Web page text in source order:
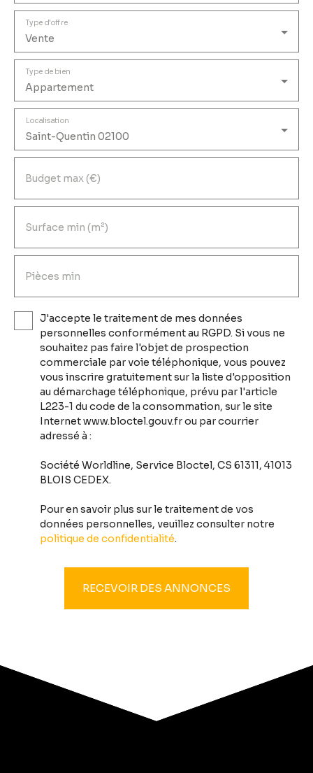
Vente
Type d'offre
Appartement
Type de bien
Saint-Quentin 02100
Localisation
Budget max (€)
Surface min (m²)
Pièces min
J'accepte le traitement de mes données
personnelles conformément au RGPD. Si vous ne
souhaitez pas faire l'objet de prospection
commerciale par voie téléphonique, vous pouvez
vous inscrire gratuitement sur la liste d'opposition
au démarchage téléphonique, prévu par l'article
L223-1 du code de la consommation, sur le site
Internet www.bloctel.gouv.fr ou par courrier
adressé à :
Société Worldline, Service Bloctel, CS 61311, 41013
BLOIS CEDEX.
Pour en savoir plus sur le traitement de vos
données personnelles, veuillez consulter notre
politique de confidentialité.
RECEVOIR DES ANNONCES